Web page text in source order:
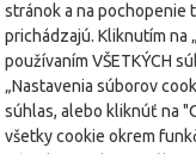
stránok a na pochopenie
prichádzajú. Kliknutím na
používaním VŠETKÝCH
„Nastavenia súborov
súhlas, alebo kliknúť na
všetky cookie okrem